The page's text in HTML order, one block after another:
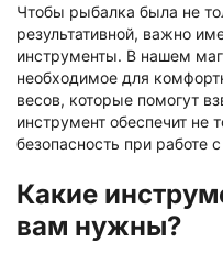
Чтобы рыбалка была не
результативной, важно
инструменты. В нашем
необходимое для
весов, которые помогут
инструмент обеспечит не
безопасность при работе
Какие
вам нужны?